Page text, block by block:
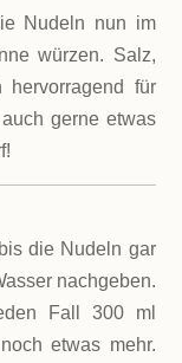
Nudeln nun im
würzen. Salz,
hervorragend für
gerne etwas
die Nudeln gar
nachgeben.
Fall 300 ml
etwas mehr.